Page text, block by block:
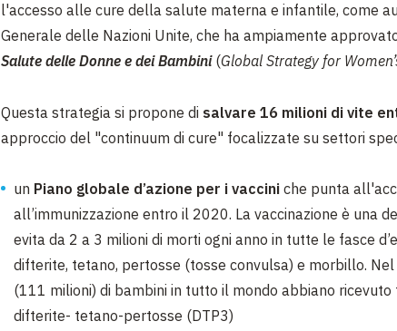
l'accesso alle cure della salute materna e infantile, come
Generale delle Nazioni Unite, che ha ampiamente
Salute delle Donne e dei Bambini(Global Strategy for
Questa strategia si propone di salvare 16 milioni di vite
approccio del "continuum di cure" focalizzate su settori
un Piano globale d’azione per i vaccini che punta
all’immunizzazione entro il 2020. La vaccinazione è una
evita da 2 a 3 milioni di morti ogni anno in tutte le fasce
difterite, tetano, pertosse (tosse convulsa) e morbillo.
(111 milioni) di bambini in tutto il mondo abbiano ricevuto
difterite- tetano-pertosse (DTP3)